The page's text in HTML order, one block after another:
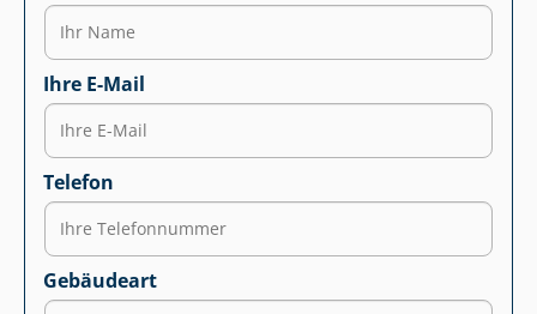
Ihre E-Mail
Telefon
Gebäudeart